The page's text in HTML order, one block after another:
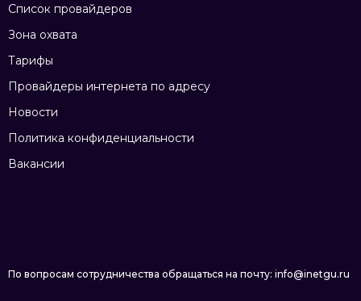
Список провайдеров
Зона охвата
Тарифы
Провайдеры интернета по адресу
Новости
Политика конфиденциальности
Вакансии
По вопросам сотрудничества обращаться на почту: info@inetgu.ru